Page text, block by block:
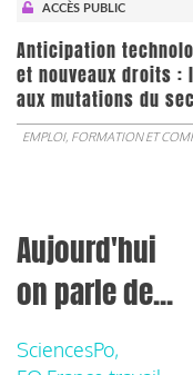
ACCÈS PUBLIC
Anticipation
et nouveaux droits :
aux mutations du
EMPLOI, FORMATION ET
Aujourd'hui
on parle de...
SciencesPo,